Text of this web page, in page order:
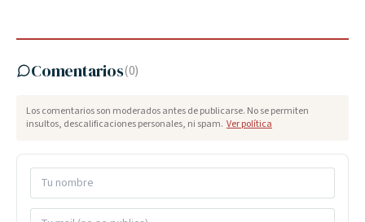
Comentarios(0)
Los comentarios son moderados antes de publicarse. No se permiten
insultos, descalificaciones personales, ni spam. Ver política